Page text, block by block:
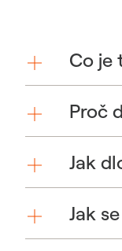
Co je
Proč
Jak
Jak